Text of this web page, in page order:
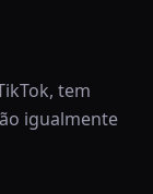
tem
igualmente